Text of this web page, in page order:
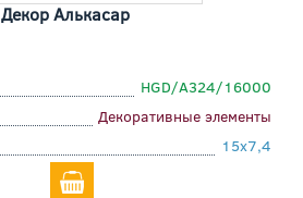
Декор Алькасар
HGD/A324/16000
Декоративные элементы
15x7,4